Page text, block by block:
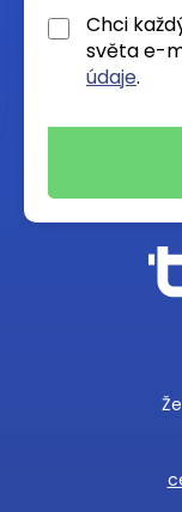
Chci
světa e-
údaje.